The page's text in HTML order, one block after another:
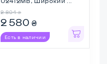
2 804 ₴
2 580 ₴
Есть в наличии